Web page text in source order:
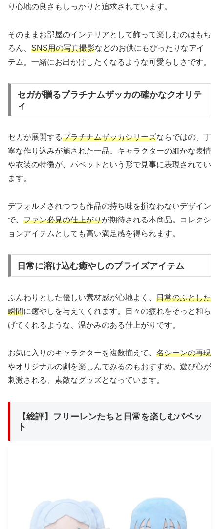
り心地の良さもしっかりと追求されています。
そのままお部屋のインテリアとして飾って楽しむのはもち
ろん、 SNS用の写真撮影などのお供にもぴったりなアイ
テム。一緒にお出かけしたくなるような可愛らしさです。
セガが贈るプラチナムザッカの確かなクオリテ
ィ
セガが展開するプラチナムザッカシリーズならではの、丁
寧な作り込みが施された一品。キャラクターの細かな表情
や衣装の特徴が、パペットという形で見事に表現されてい
ます。
デフォルメされつつも作品の持ち味を損なわないデザイン
で、 ファン必見の仕上がりが期待される本商品。コレクシ
ョンアイテムとしても高い満足感を得られます。
日常に溶け込む癒やしのプライズアイテム
ふんわりとした優しい素材感が心地よく、 日常のふとした
瞬間に癒やしを与えてくれます。日々の疲れをそっと和ら
げてくれるような、温かみのある仕上がりです。
お気に入りのキャラクターを複数揃えて、 名シーンの再現
やオリジナルの劇を楽しんでみるのもおすすめ。遊び心が
刺激される、素敵なグッズとなっています。
【総評】フリーレンたちと日常を楽しむパペッ
ト